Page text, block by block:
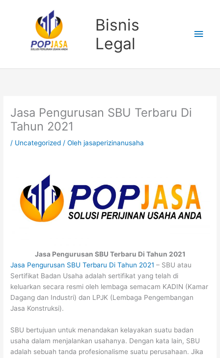
Bisnis
Legal
Jasa Pengurusan SBU Terbaru Di
Tahun 2021
/ Uncategorized / Olehjasaperizinanusaha
Jasa Pengurusan SBU Terbaru Di Tahun 2021
Jasa Pengurusan SBU Terbaru Di Tahun 2021 – SBU atau
Sertifikat Badan Usaha adalah sertifikat yang telah di
keluarkan secara resmi oleh lembaga semacam KADIN (Kamar
Dagang dan Industri) dan LPJK (Lembaga Pengembangan
Jasa Konstruksi).
SBU bertujuan untuk menandakan kelayakan suatu badan
usaha dalam menjalankan usahanya. Dengan kata lain, SBU
adalah sebuah tanda profesionalisme suatu perusahaan. Jika